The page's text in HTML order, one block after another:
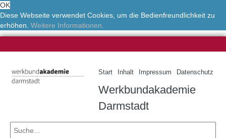
OK
Diese Webseite verwendet Cookies, um die Bedienfreundlichkeit zu
erhöhen. Weitere Informationen.
Start Inhalt Impressum Datenschutz
Werkbundakademie
Darmstadt